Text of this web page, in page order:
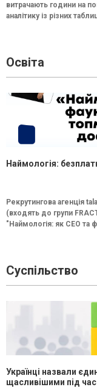
витрачають години на
аналітику із різних
Освіта
Наймологія:
Рекрутингова агенція
(входять до групи
"Наймологія: як СEO та
Суспільство
Українці назвали
щасливішими під